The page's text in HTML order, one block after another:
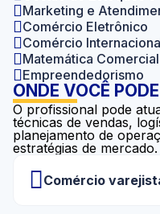
Marketing e
Comércio Eletrônico
Comércio
Matemática
Empreendedorismo
ONDE VOCÊ
O profissional pode
técnicas de vendas,
planejamento de
estratégias de mercado.
Comércio